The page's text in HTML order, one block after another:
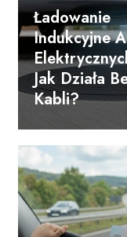
Ładowanie
Indukcyjne
Jak Działa
Kabli?